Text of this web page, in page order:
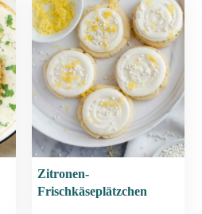
Zitronen-
Frischkäseplätzchen